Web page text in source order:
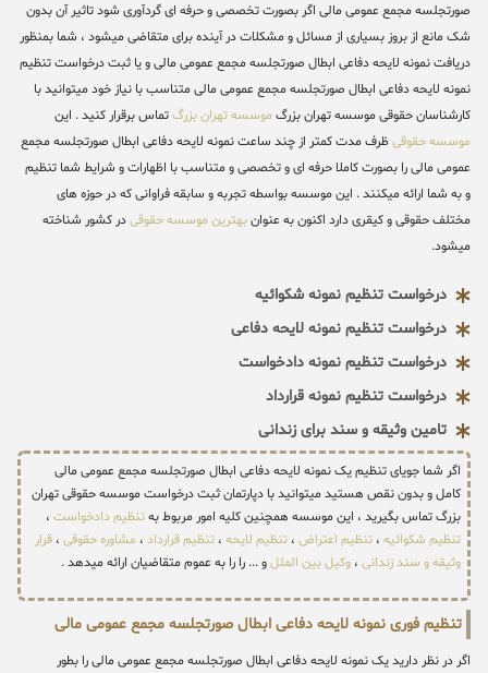
صورتجلسه مجمع عمومی مالی اگر بصورت تخصصی و حرفه ای گردآوری شود تاثیر آن بدون
شک مانع از بروز بسیاری از مسائل و مشکلات در آینده برای متقاضی میشود ، شما بمنظور
دریافت نمونه لایحه دفاعی ابطال صورتجلسه مجمع عمومی مالی و یا ثبت درخواست تنظیم
نمونه لایحه دفاعی ابطال صورتجلسه مجمع عمومی مالی متناسب با نیاز خود میتوانید با
کارشناسان حقوقی موسسه تهران بزرگ موسسه تهران بزرگتماس برقرار کنید . این
موسسه حقوقیظرف مدت کمتر از چند ساعت نمونه لایحه دفاعی ابطال صورتجلسه مجمع
عمومی مالی را بصورت کاملا حرفه ای و تخصصی و متناسب با اظهارات و شرایط شما تنظیم
و به شما ارائه میکنند . این موسسه بواسطه تجربه و سابقه فراوانی که در حوزه های
مختلف حقوقی و کیقری دارد اکنون به عنوانبهترین موسسه حقوقیدر کشور شناخته
میشود.
درخواست تنظیم نمونه شکوائیه
درخواست تنظیم نمونه لایحه دفاعی
درخواست تنظیم نمونه دادخواست
درخواست تنظیم نمونه قرارداد
تامین وثیقه و سند برای زندانی
اگر شما جویای تنظیم یک نمونه لایحه دفاعی ابطال صورتجلسه مجمع عمومی مالی
کامل و بدون نقص هستید میتوانید با دپارتمان ثبت درخواست موسسه حقوقی تهران
بزرگ تماس بگیرید ، این موسسه همچنین کلیه امور مربوط بهتنظیم دادخواست ،
تنظیم شکوائیه ، تنظیم اعتراض ، تنظیم لایحه ، تنظیم قرارداد ، مشاوره حقوقی ، قرار
وثیقه و سند زندانی ، وکیل بین المللو ... را را به عموم متقاضیان ارائه میدهد .
تنظیم فوری نمونه لایحه دفاعی ابطال صورتجلسه مجمع عمومی مالی
اگر در نظر دارید یک نمونه لایحه دفاعی ابطال صورتجلسه مجمع عمومی مالی را بطور